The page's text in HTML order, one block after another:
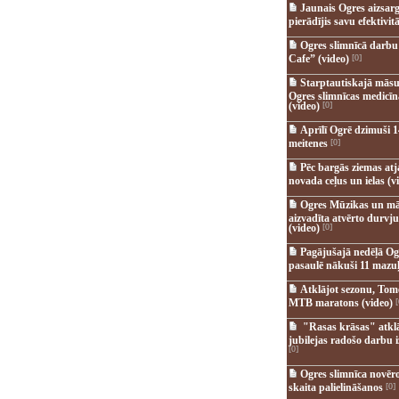
Jaunais Ogres
pierādījis savu
Ogres slimnīcā
Cafe” (video)[0]
Starptautiskajā
Ogres slimnīcas
(video)[0]
Aprīlī Ogrē dzimuši
meitenes [0]
Pēc bargās ziemas
novada ceļus un ielas
Ogres Mūzikas un
aizvadīta atvērto durvju
(video)[0]
Pagājušajā nedēļā
pasaulē nākuši 11
Atklājot sezonu,
MTB maratons (video)
"Rasas krāsas"
jubilejas radošo darbu
[0]
Ogres slimnīca
skaita palielināšanos [0]